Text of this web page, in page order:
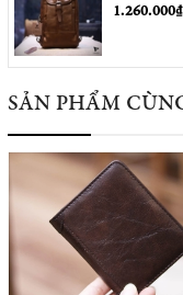
1.260.000₫
SẢN PHẨM